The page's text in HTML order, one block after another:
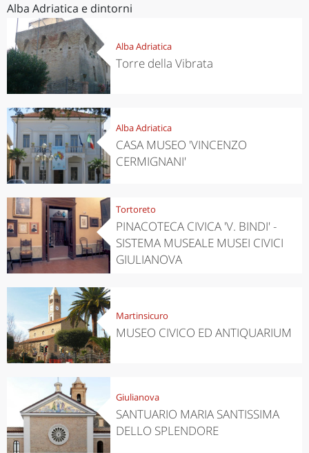
Alba Adriatica e dintorni
Alba Adriatica
Torre della Vibrata
Alba Adriatica
CASA MUSEO 'VINCENZO
CERMIGNANI'
Tortoreto
PINACOTECA CIVICA 'V. BINDI' -
SISTEMA MUSEALE MUSEI CIVICI
GIULIANOVA
Martinsicuro
MUSEO CIVICO ED ANTIQUARIUM
Giulianova
SANTUARIO MARIA SANTISSIMA
DELLO SPLENDORE